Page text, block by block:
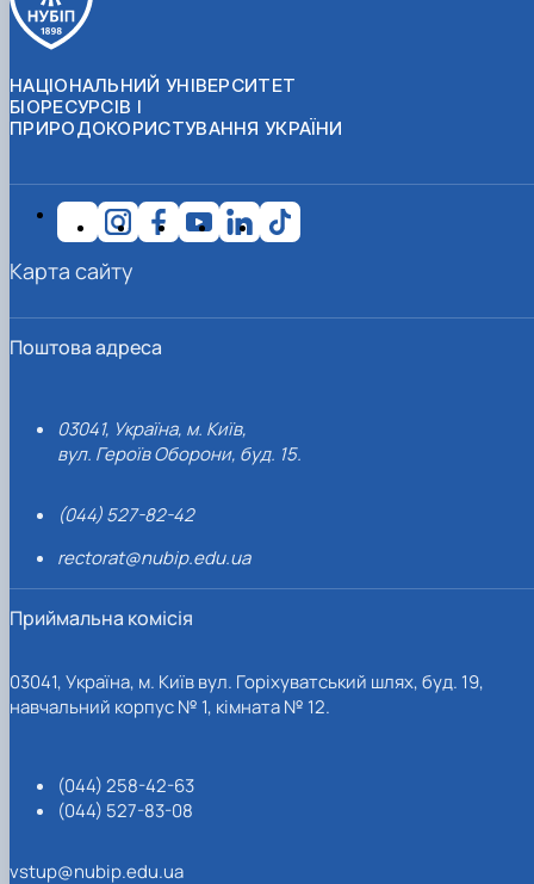
НАЦІОНАЛЬНИЙ УНІВЕРСИТЕТ
БІОРЕСУРСІВ І
ПРИРОДОКОРИСТУВАННЯ УКРАЇНИ
Поштова адреса
03041, Україна, м. Київ,
вул. Героїв Оборони, буд. 15.
(044) 527-82-42
rectorat@nubip.edu.ua
Приймальна комісія
03041, Україна, м. Київ вул. Горіхуватський шлях, буд. 19,
навчальний корпус № 1, кімната № 12.
(044) 258-42-63
(044) 527-83-08
vstup@nubip.edu.ua
Карта сайту